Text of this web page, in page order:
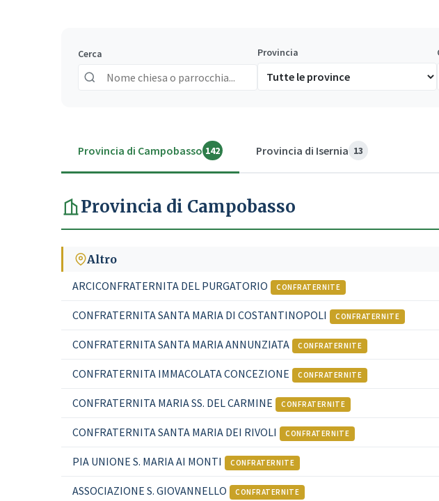
Cerca Provincia
Provincia di Campobasso 142 Provincia di Isernia 13
Provincia di Campobasso
Altro
ARCICONFRATERNITA DEL PURGATORIO CONFRATERNITE
CONFRATERNITA SANTA MARIA DI COSTANTINOPOLI CONFRATERNITE
CONFRATERNITA SANTA MARIA ANNUNZIATA CONFRATERNITE
CONFRATERNITA IMMACOLATA CONCEZIONE CONFRATERNITE
CONFRATERNITA MARIA SS. DEL CARMINE CONFRATERNITE
CONFRATERNITA SANTA MARIA DEI RIVOLI CONFRATERNITE
PIA UNIONE S. MARIA AI MONTI CONFRATERNITE
ASSOCIAZIONE S. GIOVANNELLO CONFRATERNITE